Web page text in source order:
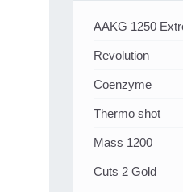
AAKG 1250
Revolution
Coenzyme
Thermo shot
Mass 1200
Cuts 2 Gold